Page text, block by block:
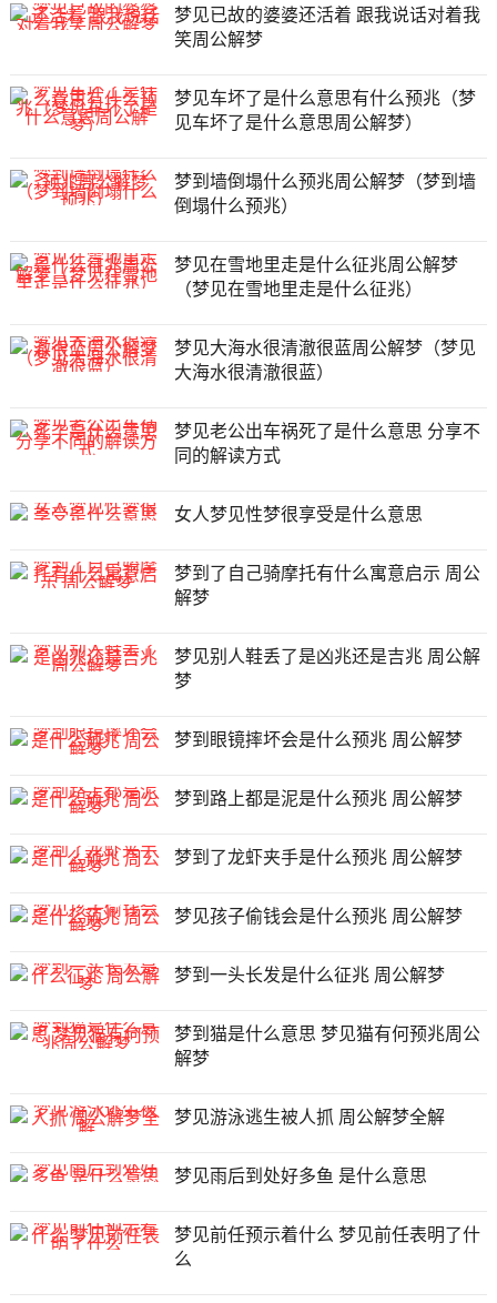
梦见已故的婆婆还活着 跟我说话对着我
笑周公解梦
梦见车坏了是什么意思有什么预兆（梦
见车坏了是什么意思周公解梦）
梦到墙倒塌什么预兆周公解梦（梦到墙
倒塌什么预兆）
梦见在雪地里走是什么征兆周公解梦
（梦见在雪地里走是什么征兆）
梦见大海水很清澈很蓝周公解梦（梦见
大海水很清澈很蓝）
梦见老公出车祸死了是什么意思 分享不
同的解读方式
女人梦见性梦很享受是什么意思
梦到了自己骑摩托有什么寓意启示 周公
解梦
梦见别人鞋丢了是凶兆还是吉兆 周公解
梦
梦到眼镜摔坏会是什么预兆 周公解梦
梦到路上都是泥是什么预兆 周公解梦
梦到了龙虾夹手是什么预兆 周公解梦
梦见孩子偷钱会是什么预兆 周公解梦
梦到一头长发是什么征兆 周公解梦
梦到猫是什么意思 梦见猫有何预兆周公
解梦
梦见游泳逃生被人抓 周公解梦全解
梦见雨后到处好多鱼 是什么意思
梦见前任预示着什么 梦见前任表明了什
么